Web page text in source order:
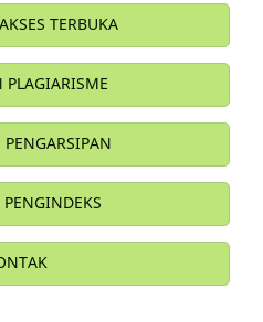
TERBUKA
PLAGIARISME
PENGARSIPAN